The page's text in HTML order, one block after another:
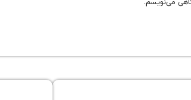
می‌نویسم.